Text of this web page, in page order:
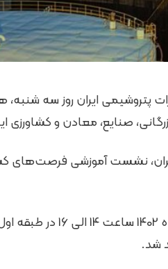
نشست آموزشی فرصت‌های
این نشست آموزشی روز سه شنبه،
شد.